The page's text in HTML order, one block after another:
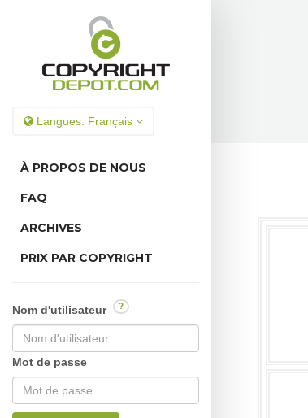
Langues: Français
À PROPOS DE NOUS
FAQ
ARCHIVES
PRIX PAR COPYRIGHT
Nom d'utilisateur ?
Mot de passe